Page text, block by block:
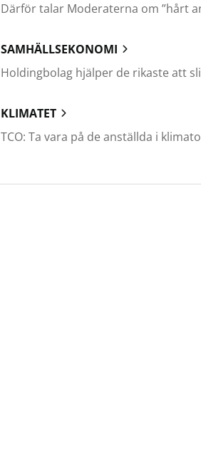
SAMHÄLLSEKONOMI
KLIMATET